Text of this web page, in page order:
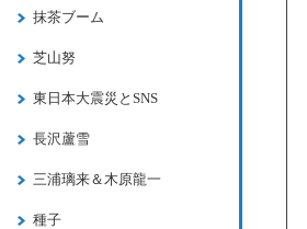
抹茶ブーム
芝山努
東日本大震災とSNS
長沢蘆雪
三浦璃来＆木原龍一
種子